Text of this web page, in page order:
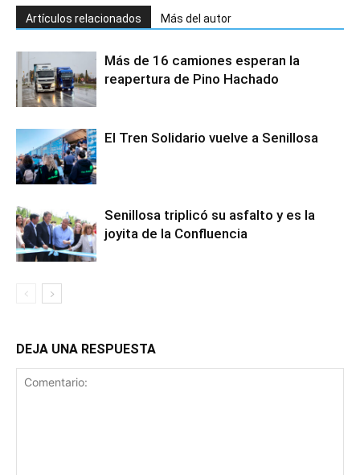
Artículos relacionados Más del autor
Más de 16 camiones esperan la
reapertura de Pino Hachado
El Tren Solidario vuelve a Senillosa
Senillosa triplicó su asfalto y es la
joyita de la Confluencia
DEJA UNA RESPUESTA